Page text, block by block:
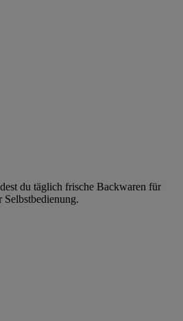
du täglich frische Backwaren für
Selbstbedienung.